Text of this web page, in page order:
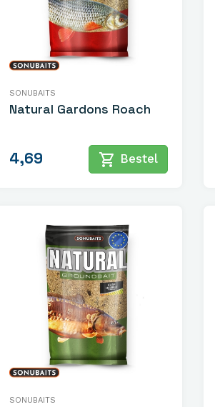
SONUBAITS
Natural Gardons Roach
4,69 shopping_cart Bestel
SONUBAITS